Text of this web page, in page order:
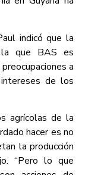
indicó que la
que BAS es
a
de los
agrícolas de la
hacer es no
la producción
“Pero lo que